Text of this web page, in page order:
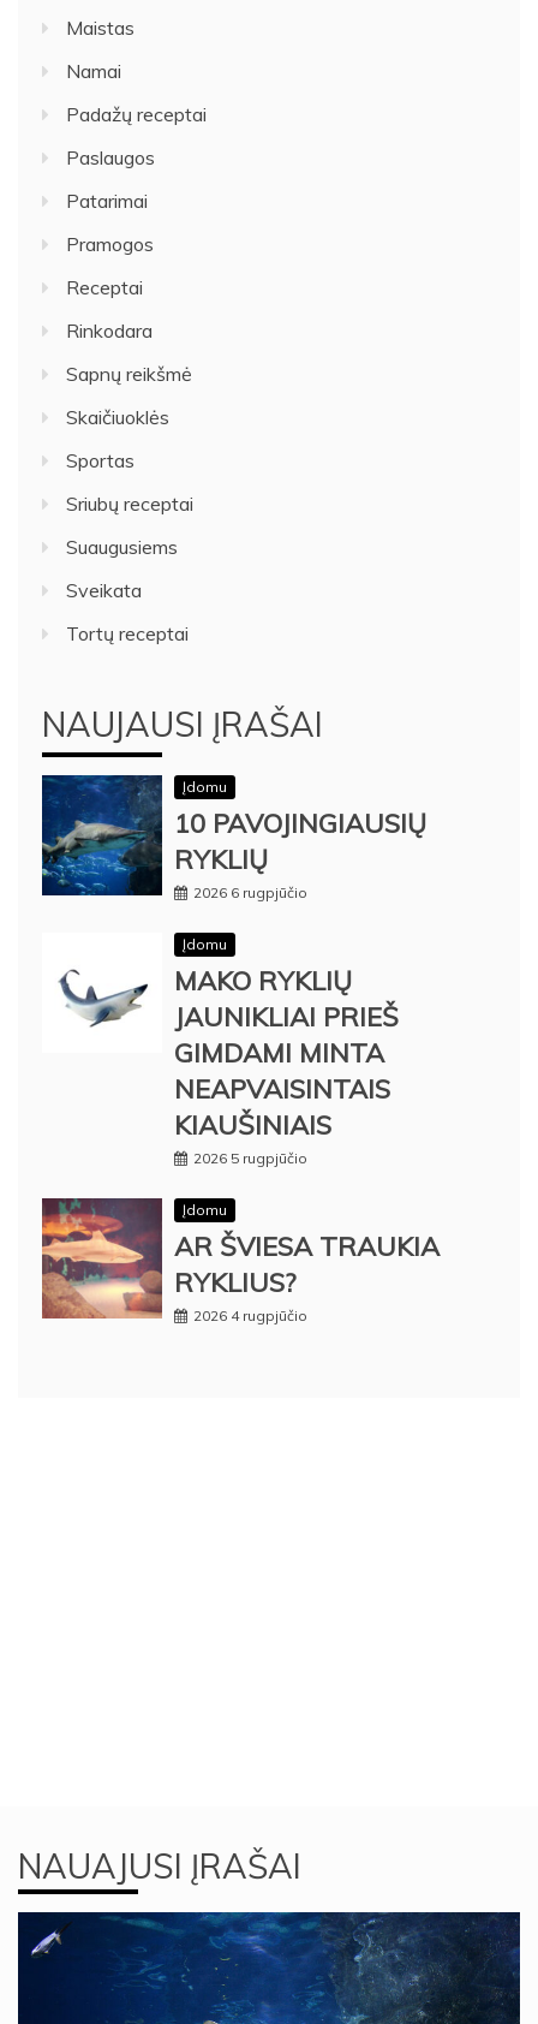
Maistas
Namai
Padažų receptai
Paslaugos
Patarimai
Pramogos
Receptai
Rinkodara
Sapnų reikšmė
Skaičiuoklės
Sportas
Sriubų receptai
Suaugusiems
Sveikata
Tortų receptai
NAUJAUSI ĮRAŠAI
Įdomu
10 PAVOJINGIAUSIŲ
RYKLIŲ
2026 6 rugpjūčio
Įdomu
MAKO RYKLIŲ
JAUNIKLIAI PRIEŠ
GIMDAMI MINTA
NEAPVAISINTAIS
KIAUŠINIAIS
2026 5 rugpjūčio
Įdomu
AR ŠVIESA TRAUKIA
RYKLIUS?
2026 4 rugpjūčio
NAUAJUSI ĮRAŠAI